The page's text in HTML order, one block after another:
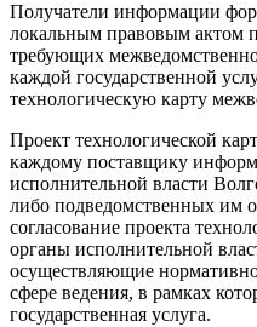
Получатели информации
локальным правовым актом
требующих
каждой государственной
технологическую карту
Проект технологической
каждому поставщику
исполнительной власти
либо подведомственных им
согласование проекта
органы исполнительной
осуществляющие
сфере ведения, в рамках
государственная услуга.